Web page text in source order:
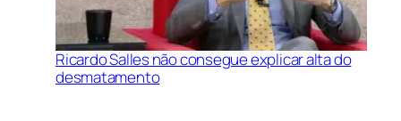
Ricardo Salles não consegue explicar alta do
desmatamento